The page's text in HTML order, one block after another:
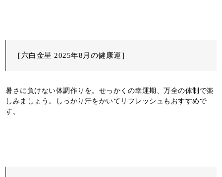
［六白金星 2025年8月の健康運］
暑さに負けない体調作りを。せっかくの幸運期、万全の体制で楽
しみましょう。しっかり汗をかいてリフレッシュもおすすめで
す。